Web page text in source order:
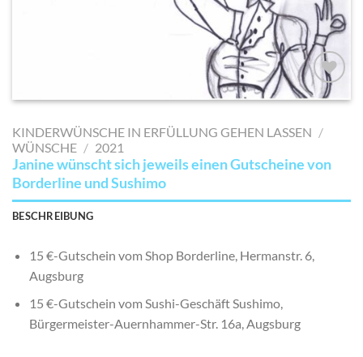
AUF MEINE
SETZEN
KINDERWÜNSCHE IN ERFÜLLUNG GEHEN LASSEN /
WÜNSCHE / 2021
Janine wünscht sich jeweils einen Gutscheine von
Borderline und Sushimo
BESCHREIBUNG
15 €-Gutschein vom Shop Borderline, Hermanstr. 6,
Augsburg
15 €-Gutschein vom Sushi-Geschäft Sushimo,
Bürgermeister-Auernhammer-Str. 16a, Augsburg